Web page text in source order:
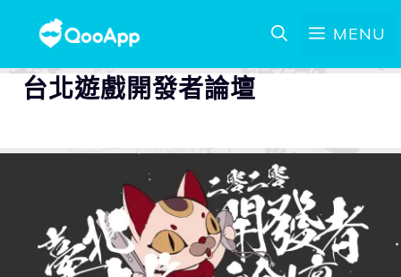
MENU
台北遊戲開發者論壇